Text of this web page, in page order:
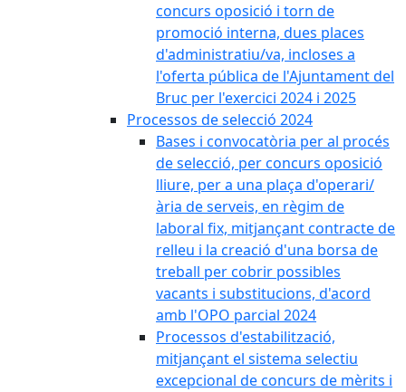
concurs oposició i torn de
promoció interna, dues places
d'administratiu/va, incloses a
l'oferta pública de l'Ajuntament del
Bruc per l'exercici 2024 i 2025
Processos de selecció 2024
Bases i convocatòria per al procés
de selecció, per concurs oposició
lliure, per a una plaça d'operari/
ària de serveis, en règim de
laboral fix, mitjançant contracte de
relleu i la creació d'una borsa de
treball per cobrir possibles
vacants i substitucions, d'acord
amb l'OPO parcial 2024
Processos d'estabilització,
mitjançant el sistema selectiu
excepcional de concurs de mèrits i